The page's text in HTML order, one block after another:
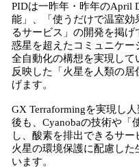
PIDは一昨年・昨年のApril
能」、「使うだけで温室効
るサービス」の開発を掲げ
惑星を超えたコミュニケー
全自動化の構想を実現し
反映した「火星を人類の
げます。
GX Terraformingを実現し
後も、Cyanobaの技術や「
し、酸素を排出できるサ
火星の環境保護に配慮し
います。